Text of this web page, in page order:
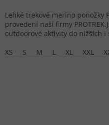
Lehké trekové merino ponožky
provedení naší firmy
outdoorové aktivity do nižších i
XS
S M L XL XXL